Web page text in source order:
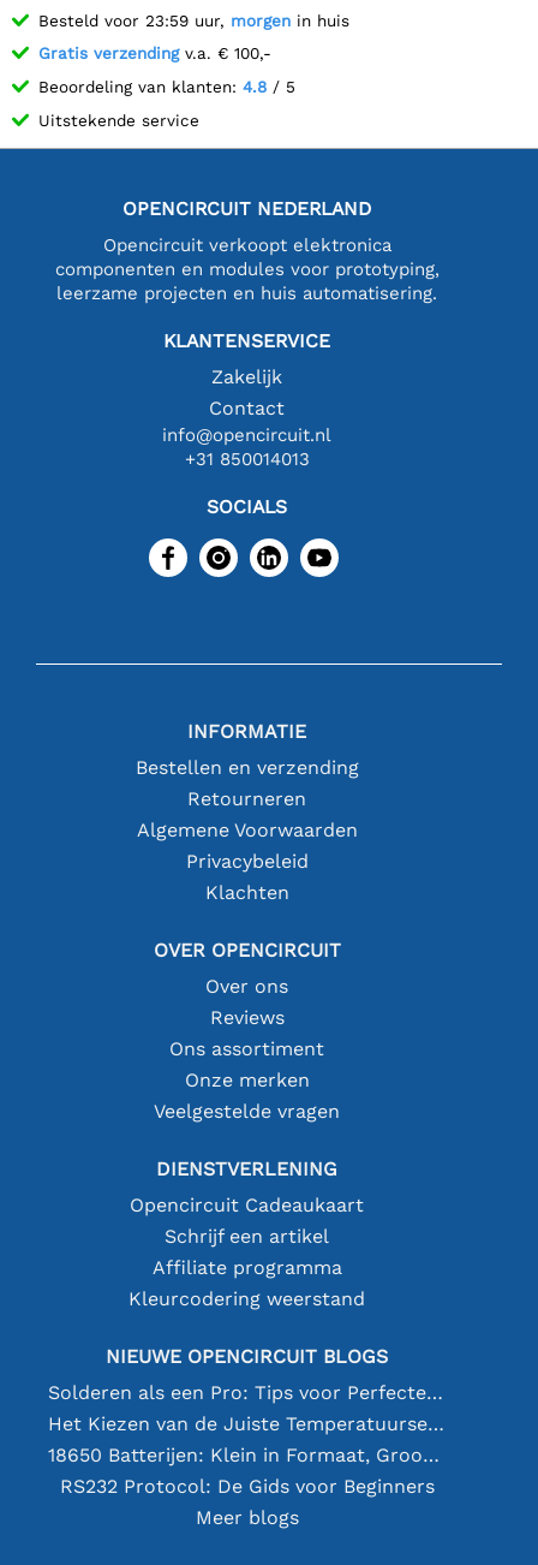
Besteld voor 23:59 uur, morgen in huis
Gratis verzendingv.a. € 100,-
Beoordeling van klanten: 4.8 / 5
Uitstekende service
OPENCIRCUIT NEDERLAND
Opencircuit verkoopt elektronica
componenten en modules voor prototyping,
leerzame projecten en huis automatisering.
KLANTENSERVICE
Zakelijk
Contact
info@opencircuit.nl
+31 850014013
SOCIALS
INFORMATIE
Bestellen en verzending
Retourneren
Algemene Voorwaarden
Privacybeleid
Klachten
OVER OPENCIRCUIT
Over ons
Reviews
Ons assortiment
Onze merken
Veelgestelde vragen
DIENSTVERLENING
Opencircuit Cadeaukaart
Schrijf een artikel
Affiliate programma
Kleurcodering weerstand
NIEUWE OPENCIRCUIT BLOGS
Solderen als een Pro: Tips voor Perfecte Elektronische Verbindingen
Het Kiezen van de Juiste Temperatuursensor [youtube]
18650 Batterijen: Klein in Formaat, Groot in Prestatie
RS232 Protocol: De Gids voor Beginners
Meer blogs